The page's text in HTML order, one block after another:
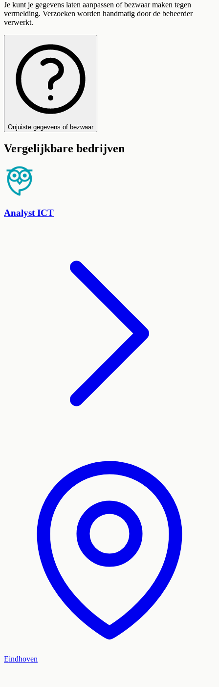
Je kunt je gegevens laten aanpassen of bezwaar maken tegen
vermelding. Verzoeken worden handmatig door de beheerder
verwerkt.
Onjuiste gegevens of bezwaar
Vergelijkbare bedrijven
Analyst ICT
Eindhoven